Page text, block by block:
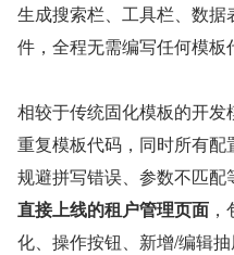
生成搜索栏、工具栏、数
件，全程无需编写任何模板
相较于传统固化模板的开
重复模板代码，同时所有配
规避拼写错误、参数不匹
直接上线的租户管理页面
化、操作按钮、新增/编辑抽